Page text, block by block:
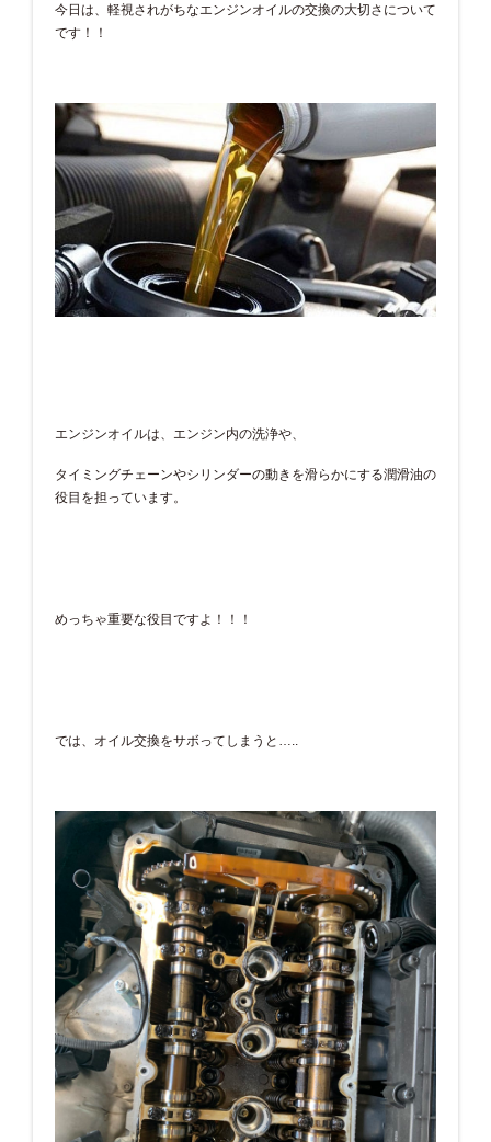
今日は、軽視されがちなエンジンオイルの交換の大切さについて
です！！
エンジンオイルは、エンジン内の洗浄や、
タイミングチェーンやシリンダーの動きを滑らかにする潤滑油の
役目を担っています。
めっちゃ重要な役目ですよ！！！
では、オイル交換をサボってしまうと…..